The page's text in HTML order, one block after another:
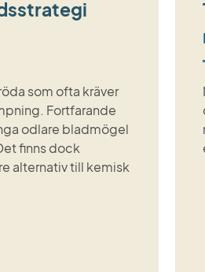
som ofta kräver
Fortfarande
odlare bladmögel
finns dock
alternativ till kemisk